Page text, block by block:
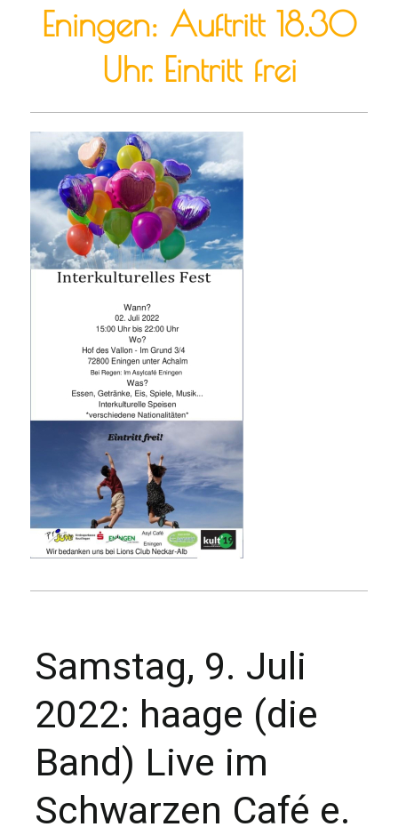
Eningen: Auftritt 18.30
Uhr. Eintritt frei
Samstag, 9. Juli
2022: haage (die
Band) Live im
Schwarzen Café e.